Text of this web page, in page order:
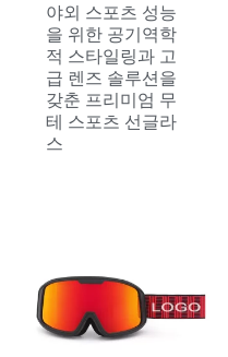
야외 스포츠 성능
을 위한 공기역학
적 스타일링과 고
급 렌즈 솔루션을
갖춘 프리미엄 무
테 스포츠 선글라
스